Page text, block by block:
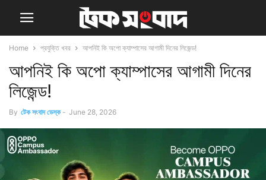
Home প্রযুক্তি খবর আপনিই কি অপো ক্যাম্পাসের আগামী দিনের লিজেন্ড!
আপনিই কি অপো ক্যাম্পাসের আগামী দিনের
লিজেন্ড!
By টেক সংবাদ ডেস্ক - June 28, 2026